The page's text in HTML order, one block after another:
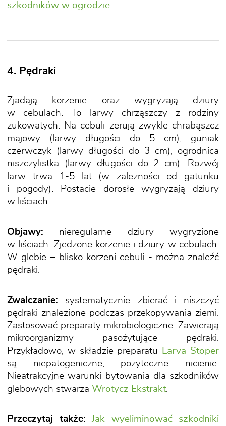
szkodników w ogrodzie
4. Pędraki
Zjadają korzenie oraz wygryzają dziury
w cebulach. To larwy chrząszczy z rodziny
żukowatych. Na cebuli żerują zwykle chrabąszcz
majowy (larwy długości do 5 cm), guniak
czerwczyk (larwy długości do 3 cm), ogrodnica
niszczylistka (larwy długości do 2 cm). Rozwój
larw trwa 1-5 lat (w zależności od gatunku
i pogody). Postacie dorosłe wygryzają dziury
w liściach.
Objawy: nieregularne dziury wygryzione
w liściach. Zjedzone korzenie i dziury w cebulach.
W glebie – blisko korzeni cebuli - można znaleźć
pędraki.
Zwalczanie: systematycznie zbierać i niszczyć
pędraki znalezione podczas przekopywania ziemi.
Zastosować preparaty mikrobiologiczne. Zawierają
mikroorganizmy pasożytujące pędraki.
Przykładowo, w składzie preparatu
Larva Stoper
są niepatogeniczne, pożyteczne nicienie.
Nieatrakcyjne warunki bytowania dla szkodników
glebowych stwarza Wrotycz Ekstrakt.
Przeczytaj także: Jak wyeliminować szkodniki